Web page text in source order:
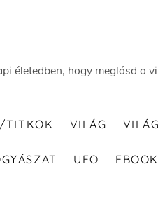
életedben, hogy meglásd a
TITKOK VILÁG
UFO EBOOK